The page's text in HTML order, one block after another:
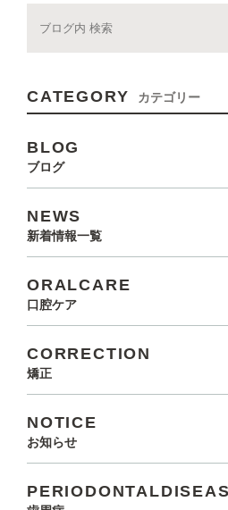
CATEGORY カテゴリー
BLOG
ブログ
NEWS
新着情報一覧
ORALCARE
口腔ケア
CORRECTION
矯正
NOTICE
お知らせ